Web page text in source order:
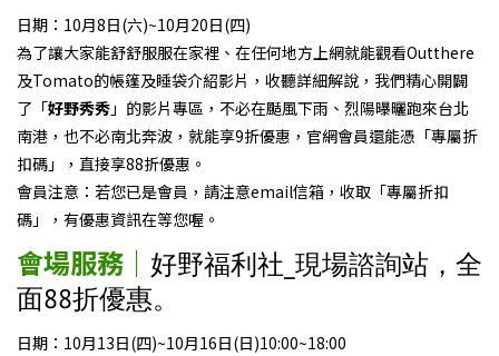
日期：10月8日(六)~10月20日(四)
為了讓大家能舒舒服服在家裡、在任何地方上網就能觀看Outthere
及Tomato的帳篷及睡袋介紹影片，收聽詳細解說，我們精心開闢
了「好野秀秀 」的影片專區，不必在颳風下雨、烈陽曝曬跑來台北
南港，也不必南北奔波，就能享9折優惠，官網會員還能憑「專屬折
扣碼」，直接享88折優惠。
會員注意：若您已是會員，請注意email信箱，收取「專屬折扣
碼」，有優惠資訊在等您喔。
會場服務｜ 好野福利社_現場諮詢站，全
面88折優惠。
日期：10月13日(四)~10月16日(日)10:00~18:00